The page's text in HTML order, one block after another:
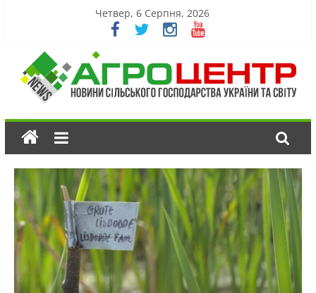
Четвер, 6 Серпня, 2026